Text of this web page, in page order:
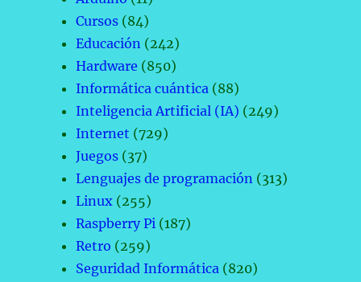
Cursos (84)
Educación (242)
Hardware (850)
Informática cuántica (88)
Inteligencia Artificial (IA) (249)
Internet (729)
Juegos (37)
Lenguajes de programación (313)
Linux (255)
Raspberry Pi (187)
Retro (259)
Seguridad Informática (820)